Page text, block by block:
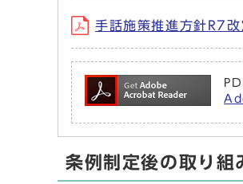
手話施策推進方針R7
条例制定後の取り組